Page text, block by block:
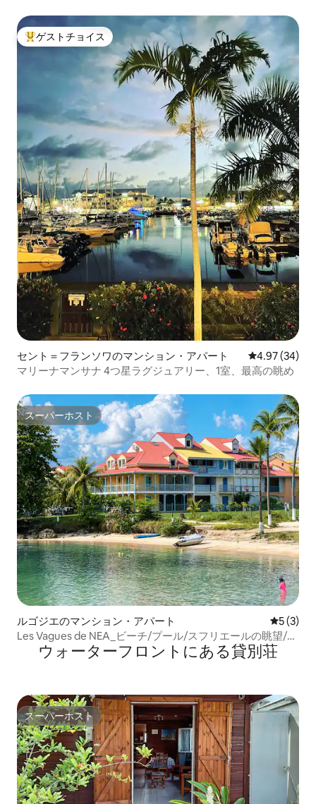
大好評のゲストチョイスです。
ゲストチョイス
セント＝フランソワのマンション・アパート レビュー34
4.97 (34)
マリーナマンサナ 4つ星ラグジュアリー、1室、最高の眺め
スーパーホスト
スーパーホスト
ルゴジエのマンション・アパート レビュー
5 (3)
Les Vagues de NEA_ビーチ/プール/スフリエールの眺望/5
ウォーターフロントにある貸別荘
スーパーホスト
スーパーホスト